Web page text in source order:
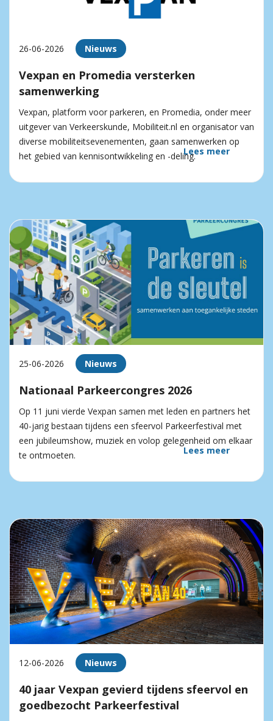
26-06-2026 Nieuws
Vexpan en Promedia versterken
samenwerking
Vexpan, platform voor parkeren, en Promedia, onder meer
uitgever van Verkeerskunde, Mobiliteit.nl en organisator van
diverse mobiliteitsevenementen, gaan samenwerken op
het gebied van kennisontwikkeling en -deling.Lees meer
25-06-2026 Nieuws
Nationaal Parkeercongres 2026
Op 11 juni vierde Vexpan samen met leden en partners het
40-jarig bestaan tijdens een sfeervol Parkeerfestival met
een jubileumshow, muziek en volop gelegenheid om elkaar
te ontmoeten.
Lees meer
12-06-2026 Nieuws
40 jaar Vexpan gevierd tijdens sfeervol en
goedbezocht Parkeerfestival